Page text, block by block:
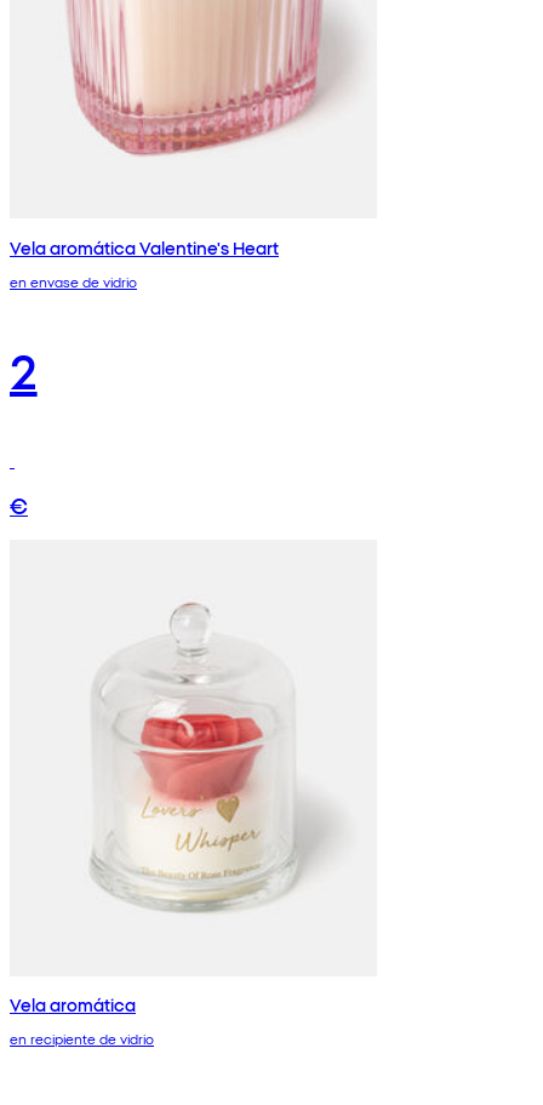
Vela aromática Valentine's Heart
en envase de vidrio
2
€
Vela aromática
en recipiente de vidrio